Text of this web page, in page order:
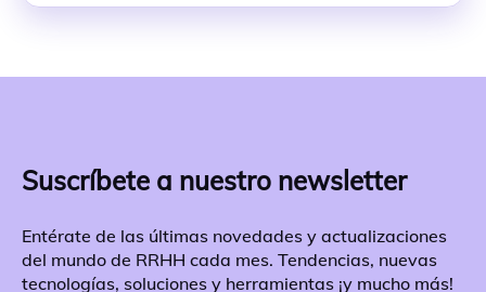
Suscríbete a nuestro newsletter
Entérate de las últimas novedades y actualizaciones
del mundo de RRHH cada mes. Tendencias, nuevas
tecnologías, soluciones y herramientas ¡y mucho más!